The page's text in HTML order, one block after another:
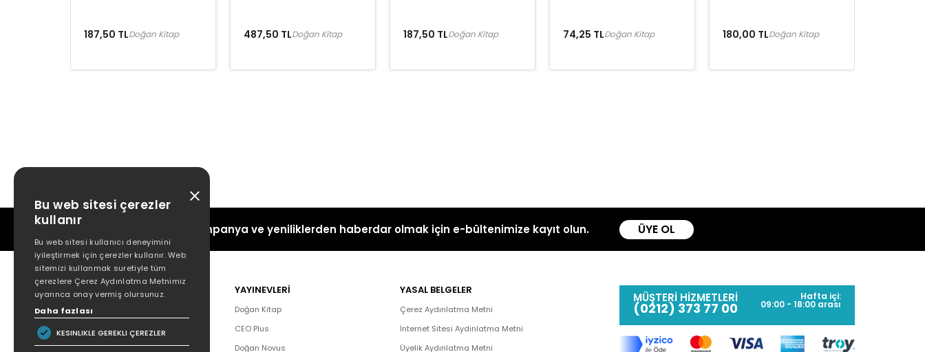
187,50 TLDoğan Kitap 487,50 TLDoğan Kitap 187,50 TLDoğan Kitap 74,25 TLDoğan Kitap 180,00 TLDoğan Kitap
Kampanya ve yeniliklerden haberdar olmak için e-bültenimize kayıt olun. ÜYE OL
POPÜLER
Hakkımızda
Yazar Listesi
İletişim
YAYINEVLERİ
Doğan Kitap
CEO Plus
Doğan Novus
YASAL BELGELER
Çerez Aydınlatma Metni
İnternet Sitesi Aydınlatma Metni
Üyelik Aydınlatma Metni
MÜŞTERİ HİZMETLERİ
(0212) 373 77 00
Hafta içi:
09:00 - 18:00 arası
Bu web sitesi çerezler
kullanır
Bu web sitesi kullanıcı deneyimini
iyileştirmek için çerezler kullanır. Web
sitemizi kullanmak suretiyle tüm
çerezlere Çerez Aydınlatma Metnimiz
uyarınca onay vermiş olursunuz.
Daha fazlası
KESINLIKLE GEREKLI ÇEREZLER